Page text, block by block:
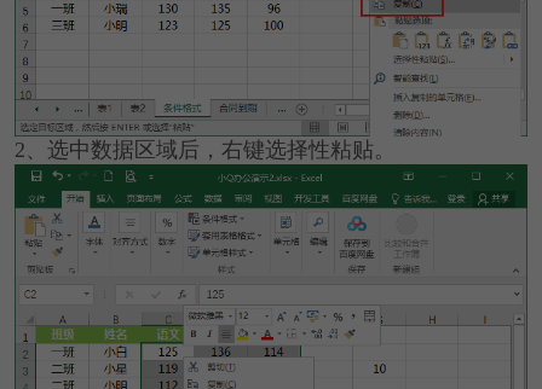
2、选中数据区域后，右键选择性粘贴。